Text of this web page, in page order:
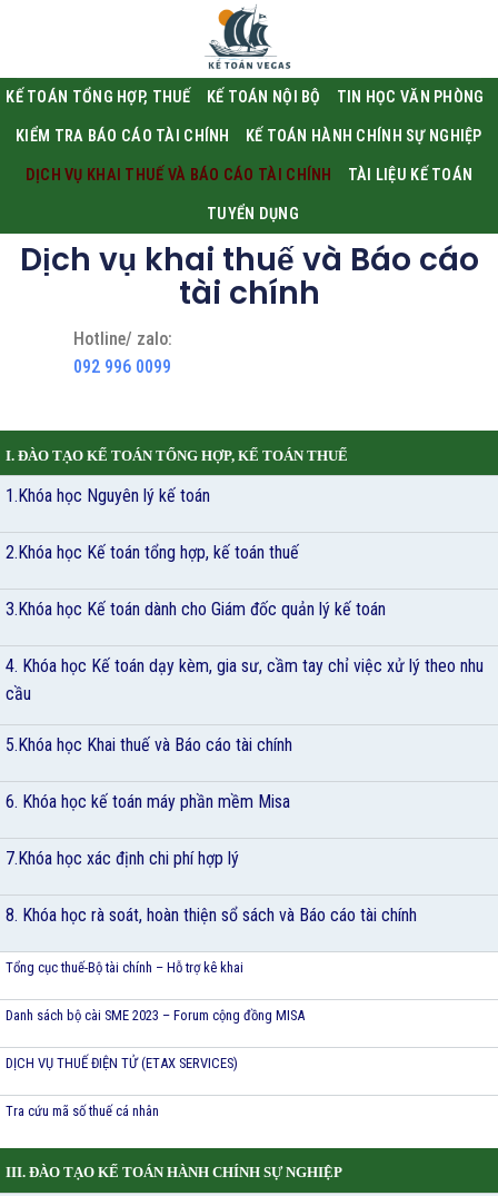
KẾ TOÁN TỔNG HỢP, THUẾ KẾ TOÁN NỘI BỘ TIN HỌC VĂN PHÒNG
KIỂM TRA BÁO CÁO TÀI CHÍNH KẾ TOÁN HÀNH CHÍNH SỰ NGHIỆP
DỊCH VỤ KHAI THUẾ VÀ BÁO CÁO TÀI CHÍNH TÀI LIỆU KẾ TOÁN
TUYỂN DỤNG
Dịch vụ khai thuế và Báo cáo
tài chính
Hotline/ zalo:
092 996 0099
I. ĐÀO TẠO KẾ TOÁN TỔNG HỢP, KẾ TOÁN THUẾ
1.Khóa học Nguyên lý kế toán
2.Khóa học Kế toán tổng hợp, kế toán thuế
3.Khóa học Kế toán dành cho Giám đốc quản lý kế toán
4. Khóa học Kế toán dạy kèm, gia sư, cầm tay chỉ việc xử lý theo nhu
cầu
5.Khóa học Khai thuế và Báo cáo tài chính
6. Khóa học kế toán máy phần mềm Misa
7.Khóa học xác định chi phí hợp lý
8. Khóa học rà soát, hoàn thiện sổ sách và Báo cáo tài chính
Tổng cục thuế-Bộ tài chính – Hỗ trợ kê khai
Danh sách bộ cài SME 2023 – Forum cộng đồng MISA
DỊCH VỤ THUẾ ĐIỆN TỬ (ETAX SERVICES)
Tra cứu mã số thuế cá nhân
III. ĐÀO TẠO KẾ TOÁN HÀNH CHÍNH SỰ NGHIỆP